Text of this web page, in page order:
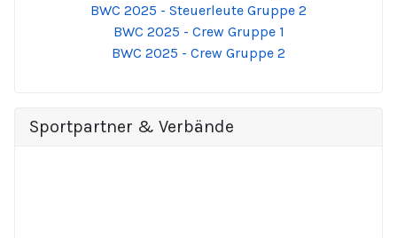
BWC 2025 - Steuerleute Gruppe 2
BWC 2025 - Crew Gruppe 1
BWC 2025 - Crew Gruppe 2
Sportpartner & Verbände